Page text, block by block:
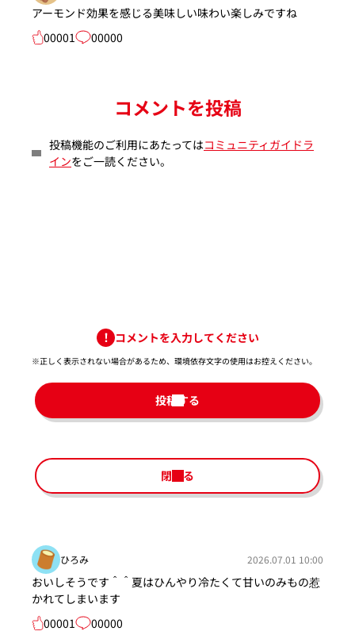
アーモンド効果を感じる美味しい味わい楽しみですね
00001
00000
コメントを投稿
投稿機能のご利用にあたってはコミュニティガイドラ
インをご一読ください。
コメントを入力してください
※正しく表示されない場合があるため、環境依存文字の使用はお控えください。​
投稿する
閉じる
ひろみ 2026.07.01 10:00
おいしそうです＾＾夏はひんやり冷たくて甘いのみもの惹
かれてしまいます
00001
00000